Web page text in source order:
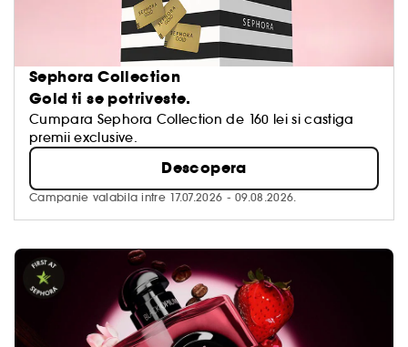
Sephora Collection
Gold ti se potriveste.
Cumpara Sephora Collection de 160 lei si castiga
premii exclusive.
Descopera
Campanie valabila intre 17.07.2026 - 09.08.2026.